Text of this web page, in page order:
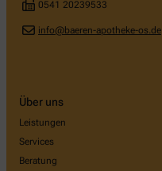
0541 20239533
info@baeren-apotheke-os.de
Über uns
Leistungen
Services
Beratung